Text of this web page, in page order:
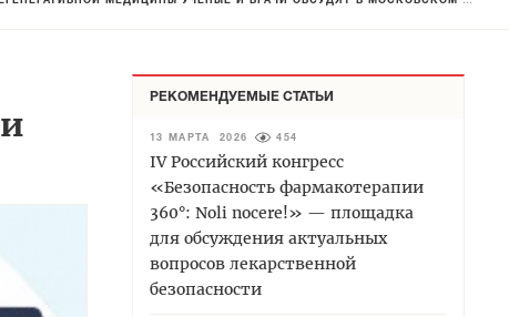
РЕКОМЕНДУЕМЫЕ СТАТЬИ
13 МАРТА 2026 454
IV Российский конгресс
«Безопасность фармакотерапии
360°: Noli nocere!» — площадка
для обсуждения актуальных
вопросов лекарственной
безопасности